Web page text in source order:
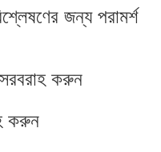
জন্য পরামর্শ
করুন
করুন